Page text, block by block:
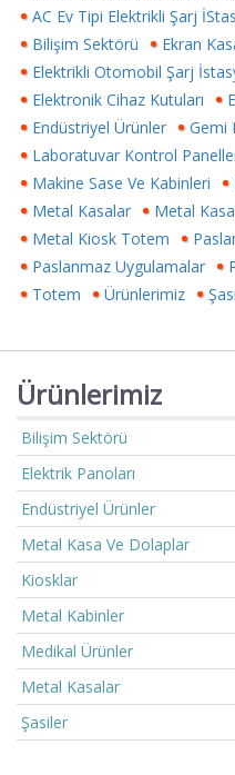
AC Ev Tipi Elektrikli Şarj
Bilişim Sektörü
Ekran
Elektrikli Otomobil Şarj
Elektronik Cihaz Kutuları
Endüstriyel Ürünler
Gemi
Laboratuvar Kontrol
Makine Sase Ve Kabinleri
Metal Kasalar
Metal
Metal Kiosk Totem
Paslanmaz Uygulamalar
Totem
Ürünlerimiz
Ürünlerimiz
Bilişim Sektörü
Elektrik Panoları
Endüstriyel Ürünler
Metal Kasa Ve Dolaplar
Kiosklar
Metal Kabinler
Medikal Ürünler
Metal Kasalar
Şasiler